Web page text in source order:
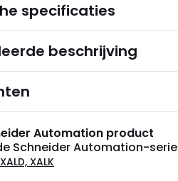
specificaties
beschrijving
Automation product
Schneider Automation-serie
XALK